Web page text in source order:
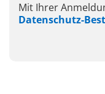
Mit Ihrer
Datenschutz-